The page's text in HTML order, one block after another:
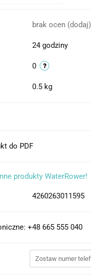
brak ocen (dodaj)
24 godziny
0
0.5 kg
do PDF
produkty WaterRower!
4260263011595
+48 665 555 040